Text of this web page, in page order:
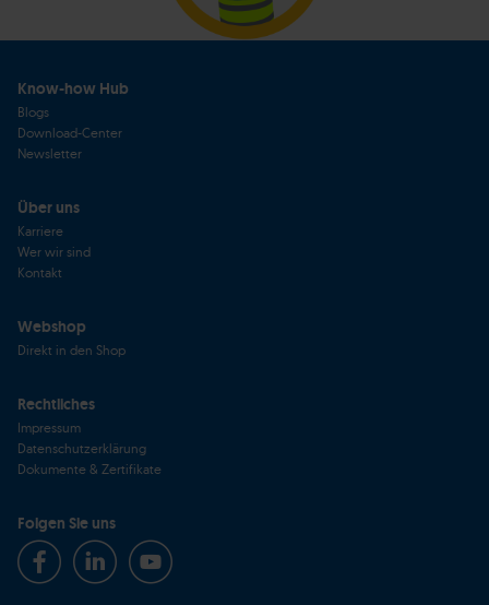
Know-how Hub
Blogs
Download-Center
Newsletter
Über uns
Karriere
Wer wir sind
Kontakt
Webshop
Direkt in den Shop
Rechtliches
Impressum
Datenschutzerklärung
Dokumente & Zertifikate
Folgen Sie uns